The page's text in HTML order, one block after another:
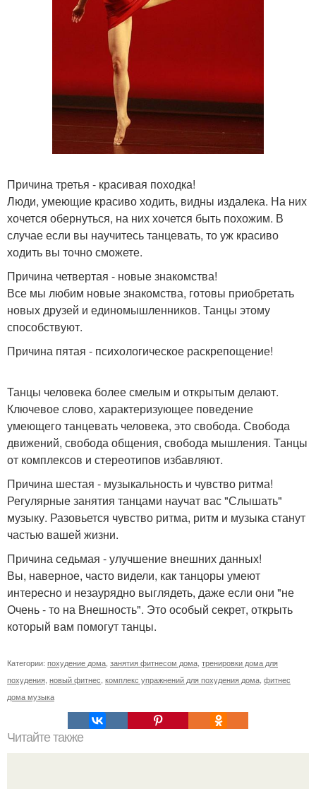
Причина третья - красивая походка!
Люди, умеющие красиво ходить, видны издалека. На них
хочется обернуться, на них хочется быть похожим. В
случае если вы научитесь танцевать, то уж красиво
ходить вы точно сможете.
Причина четвертая - новые знакомства!
Все мы любим новые знакомства, готовы приобретать
новых друзей и единомышленников. Танцы этому
способствуют.
Причина пятая - психологическое раскрепощение!
Танцы человека более смелым и открытым делают.
Ключевое слово, характеризующее поведение
умеющего танцевать человека, это свобода. Свобода
движений, свобода общения, свобода мышления. Танцы
от комплексов и стереотипов избавляют.
Причина шестая - музыкальность и чувство ритма!
Регулярные занятия танцами научат вас "Слышать"
музыку. Разовьется чувство ритма, ритм и музыка станут
частью вашей жизни.
Причина седьмая - улучшение внешних данных!
Вы, наверное, часто видели, как танцоры умеют
интересно и незаурядно выглядеть, даже если они "не
Очень - то на Внешность". Это особый секрет, открыть
который вам помогут танцы.
Категории: похудение дома занятия фитнесом дома тренировки дома для
похудения новый фитнес комплекс упражнений для похудения дома фитнес
дома музыка
Читайте также